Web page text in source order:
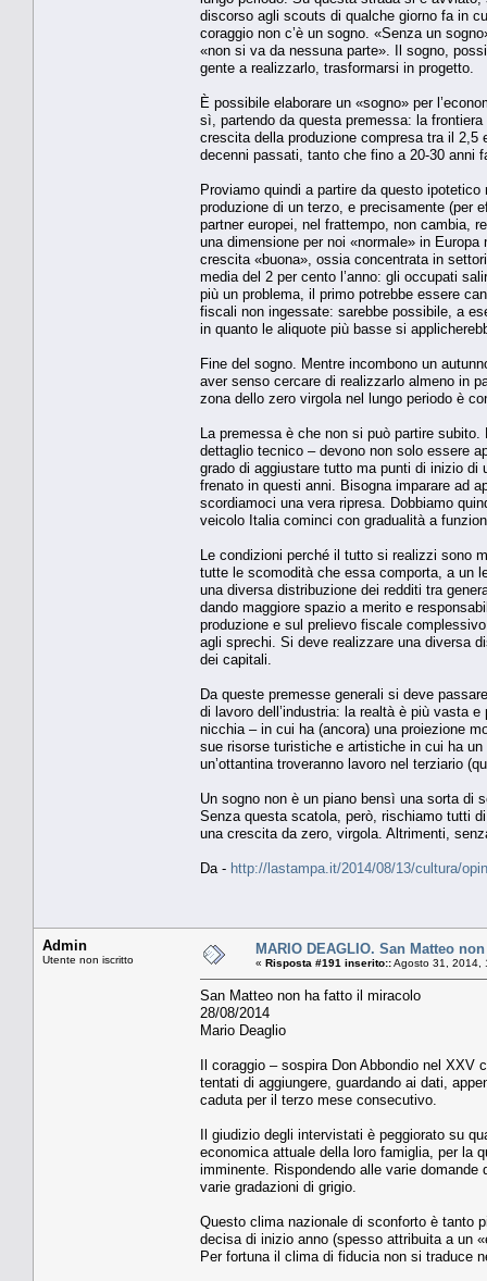
discorso agli scouts di qualche giorno fa in
coraggio non c’è un sogno. «Senza un
«non si va da nessuna parte». Il sogno,
gente a realizzarlo, trasformarsi in progetto.
È possibile elaborare un «sogno» per
sì, partendo da questa premessa: la
crescita della produzione compresa tra il 2,5
decenni passati, tanto che fino a 20-30 anni
Proviamo quindi a partire da questo
produzione di un terzo, e precisamente (per
partner europei, nel frattempo, non cambia,
una dimensione per noi «normale» in
crescita «buona», ossia concentrata in
media del 2 per cento l’anno: gli occupati
più un problema, il primo potrebbe essere
fiscali non ingessate: sarebbe possibile, a
in quanto le aliquote più basse si
Fine del sogno. Mentre incombono un
aver senso cercare di realizzarlo almeno in
zona dello zero virgola nel lungo periodo è
La premessa è che non si può partire
dettaglio tecnico – devono non solo essere
grado di aggiustare tutto ma punti di inizio
frenato in questi anni. Bisogna imparare ad
scordiamoci una vera ripresa. Dobbiamo
veicolo Italia cominci con gradualità a
Le condizioni perché il tutto si realizzi sono
tutte le scomodità che essa comporta, a un
una diversa distribuzione dei redditi tra
dando maggiore spazio a merito e
produzione e sul prelievo fiscale
agli sprechi. Si deve realizzare una diversa
dei capitali.
Da queste premesse generali si deve
di lavoro dell’industria: la realtà è più vasta
nicchia – in cui ha (ancora) una proiezione
sue risorse turistiche e artistiche in cui ha
un’ottantina troveranno lavoro nel terziario
Un sogno non è un piano bensì una sorta di
Senza questa scatola, però, rischiamo tutti
una crescita da zero, virgola. Altrimenti,
Da - http://lastampa.it/2014/08/13/cultura/
Admin
Utente non iscritto
MARIO DEAGLIO. San Matteo
« Risposta #191 inserito::Agosto 31, 2014,
San Matteo non ha fatto il miracolo
28/08/2014
Mario Deaglio
Il coraggio – sospira Don Abbondio nel XXV
tentati di aggiungere, guardando ai dati,
caduta per il terzo mese consecutivo.
Il giudizio degli intervistati è peggiorato su
economica attuale della loro famiglia, per la
imminente. Rispondendo alle varie
varie gradazioni di grigio.
Questo clima nazionale di sconforto è tanto
decisa di inizio anno (spesso attribuita a un
Per fortuna il clima di fiducia non si traduce